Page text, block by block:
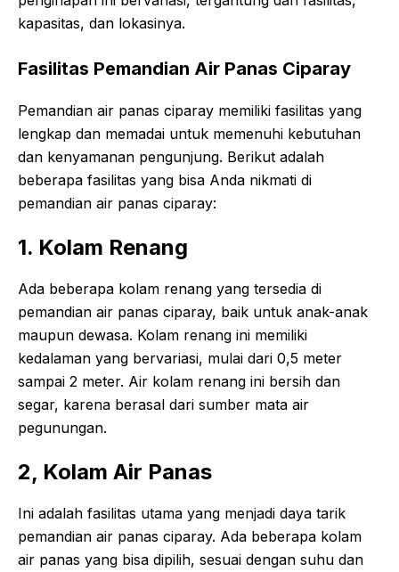
kapasitas, dan lokasinya.
Fasilitas Pemandian Air Panas Ciparay
Pemandian air panas ciparay memiliki fasilitas yang
lengkap dan memadai untuk memenuhi kebutuhan
dan kenyamanan pengunjung. Berikut adalah
beberapa fasilitas yang bisa Anda nikmati di
pemandian air panas ciparay:
1. Kolam Renang
Ada beberapa kolam renang yang tersedia di
pemandian air panas ciparay, baik untuk anak-anak
maupun dewasa. Kolam renang ini memiliki
kedalaman yang bervariasi, mulai dari 0,5 meter
sampai 2 meter. Air kolam renang ini bersih dan
segar, karena berasal dari sumber mata air
pegunungan.
2, Kolam Air Panas
Ini adalah fasilitas utama yang menjadi daya tarik
pemandian air panas ciparay. Ada beberapa kolam
air panas yang bisa dipilih, sesuai dengan suhu dan